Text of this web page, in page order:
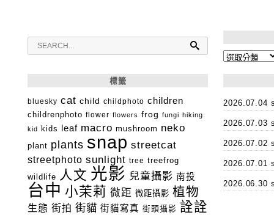
分
標籤
bluesky cat child childphoto children
childrenphoto flower flowers frog fungi hiking
kid kids leaf macro mushroom neko
plant plants snap streetcat
streetphoto sunlight tree treefrog
wildlife 人文 光影 兒童攝影 南投
台中 小茉莉 微距 微距攝影 植物
生態 街拍 街貓 街貓寫真 街頭攝影 詮詮
2026.07.04
2026.07.03
2026.07.02
2026.07.01
2026.06.30